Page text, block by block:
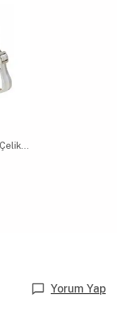
Diller 420ml Pipetli Askılı Çelik Beyaz Çocuk Termos Matara 6 Saat Sıcak/soğuk Tutma Süresi
Yorum Yap